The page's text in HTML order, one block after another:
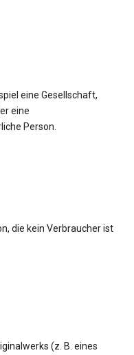
eine Gesellschaft,
eine
Person.
die kein Verbraucher ist
(z. B. eines